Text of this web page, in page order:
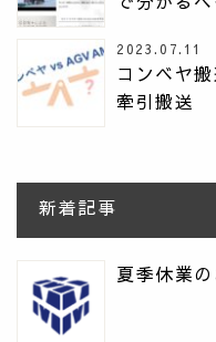
2023.07.11
コンベヤ
牽引搬送
新着記事
夏季休業